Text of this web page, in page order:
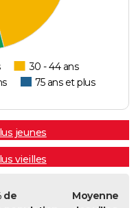
30 - 44 ans
75 ans et plus
jeunes
vieilles
de
Moyenne